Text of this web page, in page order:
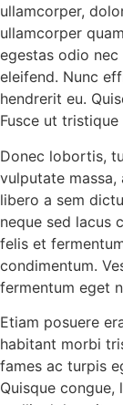
ullamcorper,
ullamcorper
egestas odio
eleifend. Nunc
hendrerit eu.
Fusce ut tristique
Donec lobortis,
vulputate
libero a sem
neque sed lacus
felis et
condimentum.
fermentum eget
Etiam posuere
habitant morbi
fames ac turpis
Quisque